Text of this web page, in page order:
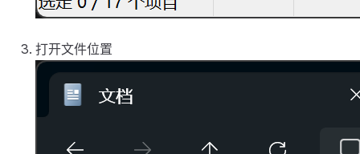
打开文件位置